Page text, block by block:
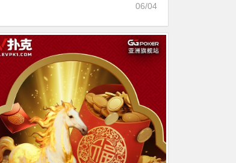
06/04